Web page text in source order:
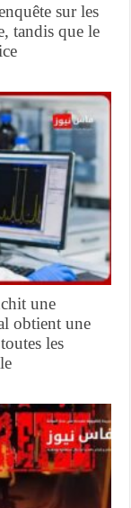
sur les
tandis que le
une
obtient une
les